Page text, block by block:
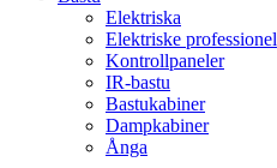
Elektriska
Elektriske professionel
Kontrollpaneler
IR-bastu
Bastukabiner
Dampkabiner
Ånga